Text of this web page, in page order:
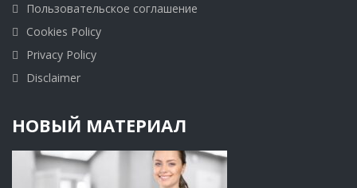
Пользовательское соглашение
Cookies Policy
Privacy Policy
Disclaimer
НОВЫЙ МАТЕРИАЛ